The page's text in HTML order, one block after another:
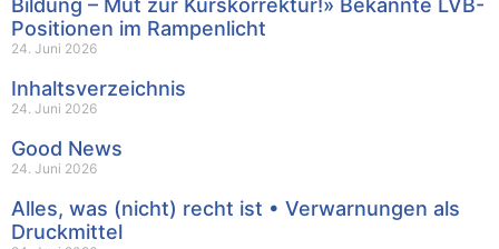
Bildung – Mut zur Kurskorrektur!» Bekannte LVB-
Positionen im Rampenlicht
24. Juni 2026
Inhaltsverzeichnis
24. Juni 2026
Good News
24. Juni 2026
Alles, was (nicht) recht ist • Verwarnungen als
Druckmittel